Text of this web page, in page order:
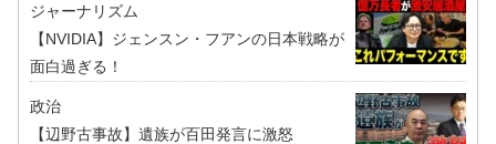
ジャーナリズム
【NVIDIA】ジェンスン・フアンの日本戦略が
面白過ぎる！
政治
【辺野古事故】遺族が百田発言に激怒